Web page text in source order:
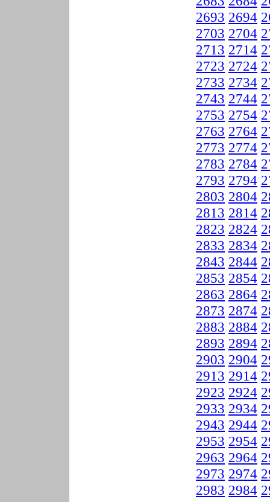
2693 2694
2703 2704
2713 2714
2723 2724
2733 2734
2743 2744
2753 2754
2763 2764
2773 2774
2783 2784
2793 2794
2803 2804
2813 2814
2823 2824
2833 2834
2843 2844
2853 2854
2863 2864
2873 2874
2883 2884
2893 2894
2903 2904
2913 2914
2923 2924
2933 2934
2943 2944
2953 2954
2963 2964
2973 2974
2983 2984